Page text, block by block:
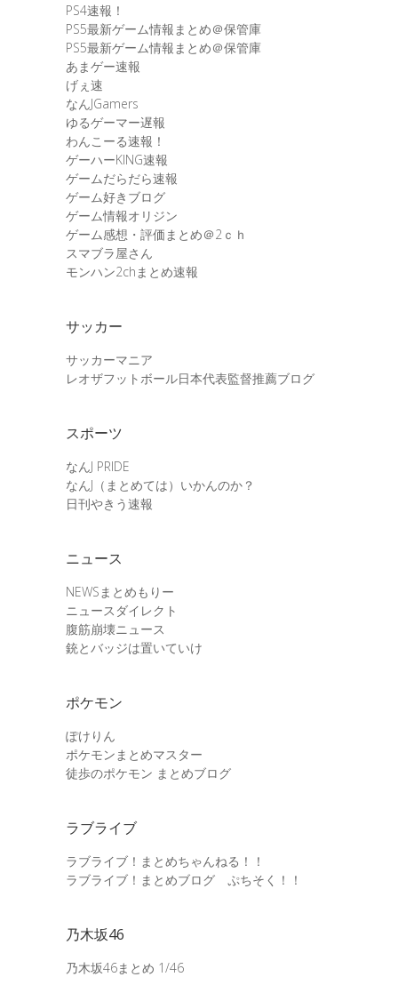
PS4速報！
PS5最新ゲーム情報まとめ＠保管庫
PS5最新ゲーム情報まとめ＠保管庫
あまゲー速報
げぇ速
なんJGamers
ゆるゲーマー遅報
わんこーる速報！
ゲーハーKING速報
ゲームだらだら速報
ゲーム好きブログ
ゲーム情報オリジン
ゲーム感想・評価まとめ＠2ｃｈ
スマブラ屋さん
モンハン2chまとめ速報
サッカー
サッカーマニア
レオザフットボール日本代表監督推薦ブログ
スポーツ
なんJ PRIDE
なんJ（まとめては）いかんのか？
日刊やきう速報
ニュース
NEWSまとめもりー
ニュースダイレクト
腹筋崩壊ニュース
銃とバッジは置いていけ
ポケモン
ぽけりん
ポケモンまとめマスター
徒歩のポケモン まとめブログ
ラブライブ
ラブライブ！まとめちゃんねる！！
ラブライブ！まとめブログ ぷちそく！！
乃木坂46
乃木坂46まとめ 1/46